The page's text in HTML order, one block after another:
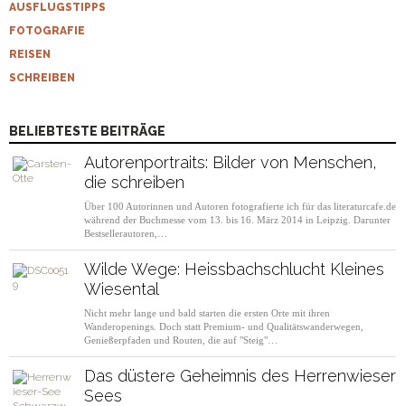
AUSFLUGSTIPPS
FOTOGRAFIE
REISEN
SCHREIBEN
BELIEBTESTE BEITRÄGE
Autorenportraits: Bilder von Menschen,
die schreiben
Über 100 Autorinnen und Autoren fotografierte ich für das literaturcafe.de
während der Buchmesse vom 13. bis 16. März 2014 in Leipzig. Darunter
Bestsellerautoren,…
Wilde Wege: Heissbachschlucht Kleines
Wiesental
Nicht mehr lange und bald starten die ersten Orte mit ihren
Wanderopenings. Doch statt Premium- und Qualitätswanderwegen,
Genießerpfaden und Routen, die auf "Steig"…
Das düstere Geheimnis des Herrenwieser
Sees